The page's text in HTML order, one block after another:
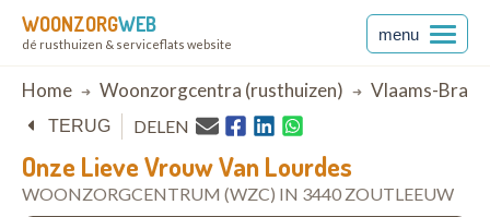
WOONZORGWEB
dé rusthuizen & serviceflats website
menu
Breadcrumb
Home Woonzorgcentra (rusthuizen) Vlaams-
Onze Lieve Vrouw Van Lourdes
WOONZORGCENTRUM (WZC) IN 3440 ZOUTLEEUW
TERUG DELEN